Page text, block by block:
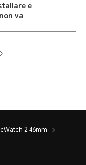
e
va
2 46mm